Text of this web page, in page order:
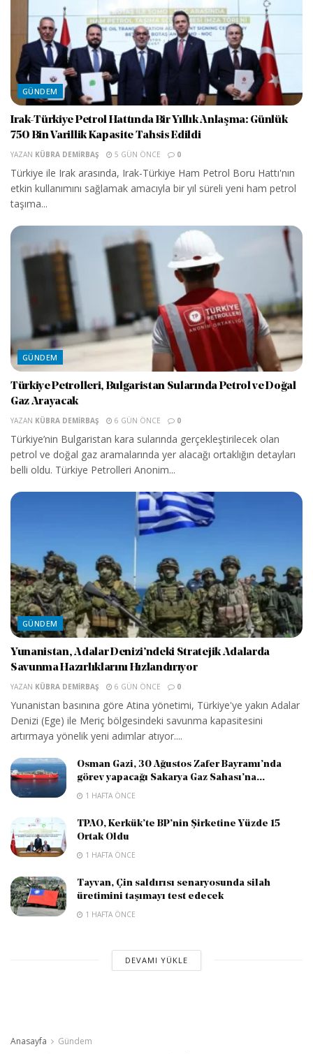
GÜNDEM
Irak-Türkiye Petrol Hattında Bir Yıllık Anlaşma: Günlük
750 Bin Varillik Kapasite Tahsis Edildi
YAZAN KÜBRA DEMIRBAŞ 5 GÜN ÖNCE 0
Türkiye ile Irak arasında, Irak-Türkiye Ham Petrol Boru Hattı'nın
etkin kullanımını sağlamak amacıyla bir yıl süreli yeni ham petrol
taşıma...
GÜNDEM
Türkiye Petrolleri, Bulgaristan Sularında Petrol ve Doğal
Gaz Arayacak
YAZAN KÜBRA DEMIRBAŞ 6 GÜN ÖNCE 0
Türkiye’nin Bulgaristan kara sularında gerçekleştirilecek olan
petrol ve doğal gaz aramalarında yer alacağı ortaklığın detayları
belli oldu. Türkiye Petrolleri Anonim...
GÜNDEM
Yunanistan, Adalar Denizi’ndeki Stratejik Adalarda
Savunma Hazırlıklarını Hızlandırıyor
YAZAN KÜBRA DEMIRBAŞ 6 GÜN ÖNCE 0
Yunanistan basınına göre Atina yönetimi, Türkiye'ye yakın Adalar
Denizi (Ege) ile Meriç bölgesindeki savunma kapasitesini
artırmaya yönelik yeni adımlar atıyor....
Osman Gazi, 30 Ağustos Zafer Bayramı’nda
görev yapacağı Sakarya Gaz Sahası’na...
1 HAFTA ÖNCE
TPAO, Kerkük’te BP’nin Şirketine Yüzde 15
Ortak Oldu
1 HAFTA ÖNCE
Tayvan, Çin saldırısı senaryosunda silah
üretimini taşımayı test edecek
1 HAFTA ÖNCE
DEVAMI YÜKLE
Anasayfa Gündem